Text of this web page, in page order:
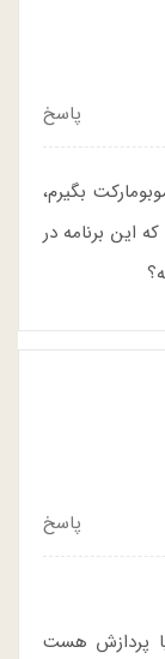
پاسخ
بگیرم،
این برنامه در
پاسخ
۲ ساله مدیا پردازش هست